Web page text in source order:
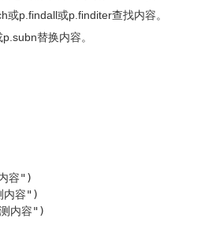
或p.findall或p.finditer查找内容。
替换内容。
容")
容")
内容")